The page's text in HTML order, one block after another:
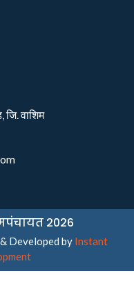
जि. वाशिम
2026
& Developed by Instant